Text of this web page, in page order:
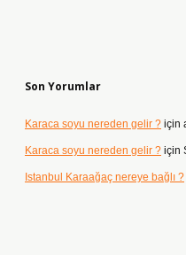
Son Yorumlar
Karaca soyu nereden gelir ? için
Karaca soyu nereden gelir ? için
Istanbul Karaağaç nereye bağlı ?